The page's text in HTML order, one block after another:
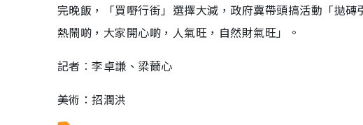
完晚飯，「買嘢行街」選擇大減，政府冀帶頭搞活動「拋
熱鬧啲，大家開心啲，人氣旺，自然財氣旺」。
記者︰李卓謙、梁薾心
美術：招潤洪